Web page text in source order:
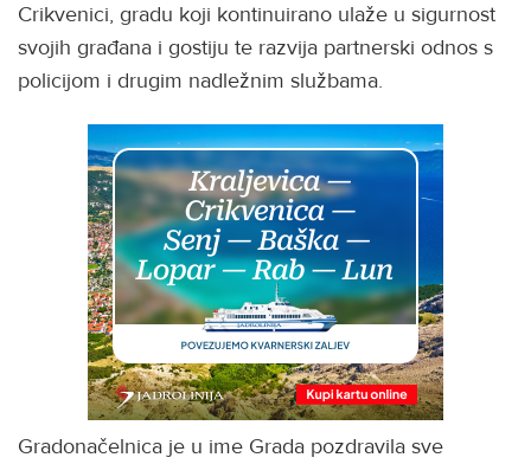
Crikvenici, gradu koji kontinuirano ulaže u sigurnost
svojih građana i gostiju te razvija partnerski odnos s
policijom i drugim nadležnim službama.
Gradonačelnica je u ime Grada pozdravila sve